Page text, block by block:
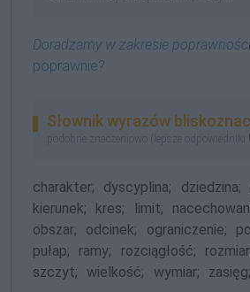
Doradzamy w zakresie poprawności
poprawnie?
Słownik wyrazów
podobne znaczeniowo (lepsze odpowiedniki
charakter; dyscyplina; dziedzina;
kierunek;
kres; limit;
obszar;
odcinek; ograniczenie;
pułap;
ramy; rozciągłość;
szczyt; wielkość; wymiar; zasięg;